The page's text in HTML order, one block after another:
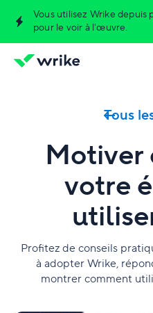
Vous utilisez Wrike depuis
pour le voir à l'œuvre.
Tous
Motiver
votre
Profitez de conseils
à adopter Wrike,
montrer comment